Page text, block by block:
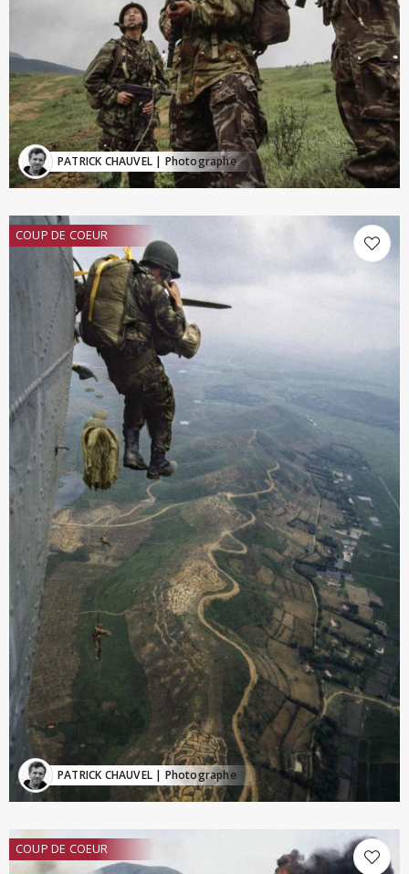
PATRICK CHAUVEL | Photographe
COUP DE COEUR
PATRICK CHAUVEL | Photographe
COUP DE COEUR